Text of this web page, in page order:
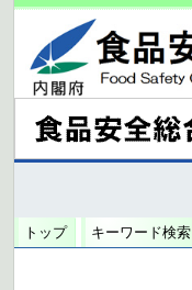
トップ キーワード検索